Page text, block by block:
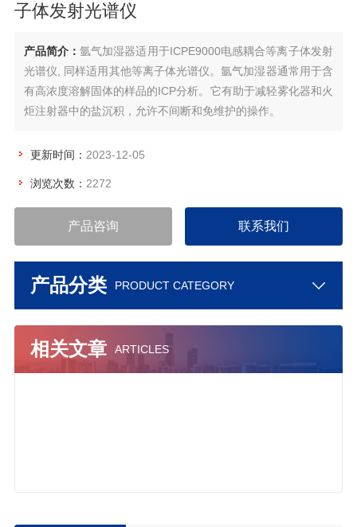
子体发射光谱仪
产品简介： 氩气加湿器适用于ICPE9000电感耦合等离子体发射
光谱仪, 同样适用其他等离子体光谱仪。氩气加湿器通常用于含
有高浓度溶解固体的样品的ICP分析。它有助于减轻雾化器和火
炬注射器中的盐沉积，允许不间断和免维护的操作。
更新时间： 2023-12-05
浏览次数： 2272
产品咨询 联系我们
产品分类 PRODUCT CATEGORY
相关文章 ARTICLES